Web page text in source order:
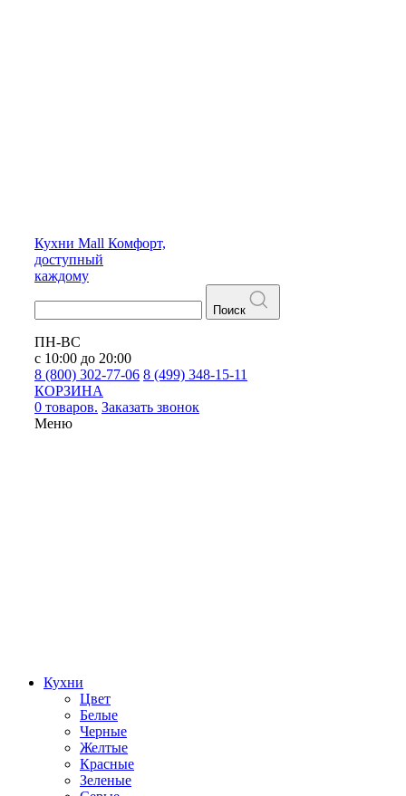
Кухни Mall Комфорт,
доступный
каждому
Поиск
ПН-ВС
с 10:00 до 20:00
8 (800) 302-77-06 8 (499) 348-15-11
КОРЗИНА
0 товаров. Заказать звонок
Меню
Кухни
Цвет
Белые
Черные
Желтые
Красные
Зеленые